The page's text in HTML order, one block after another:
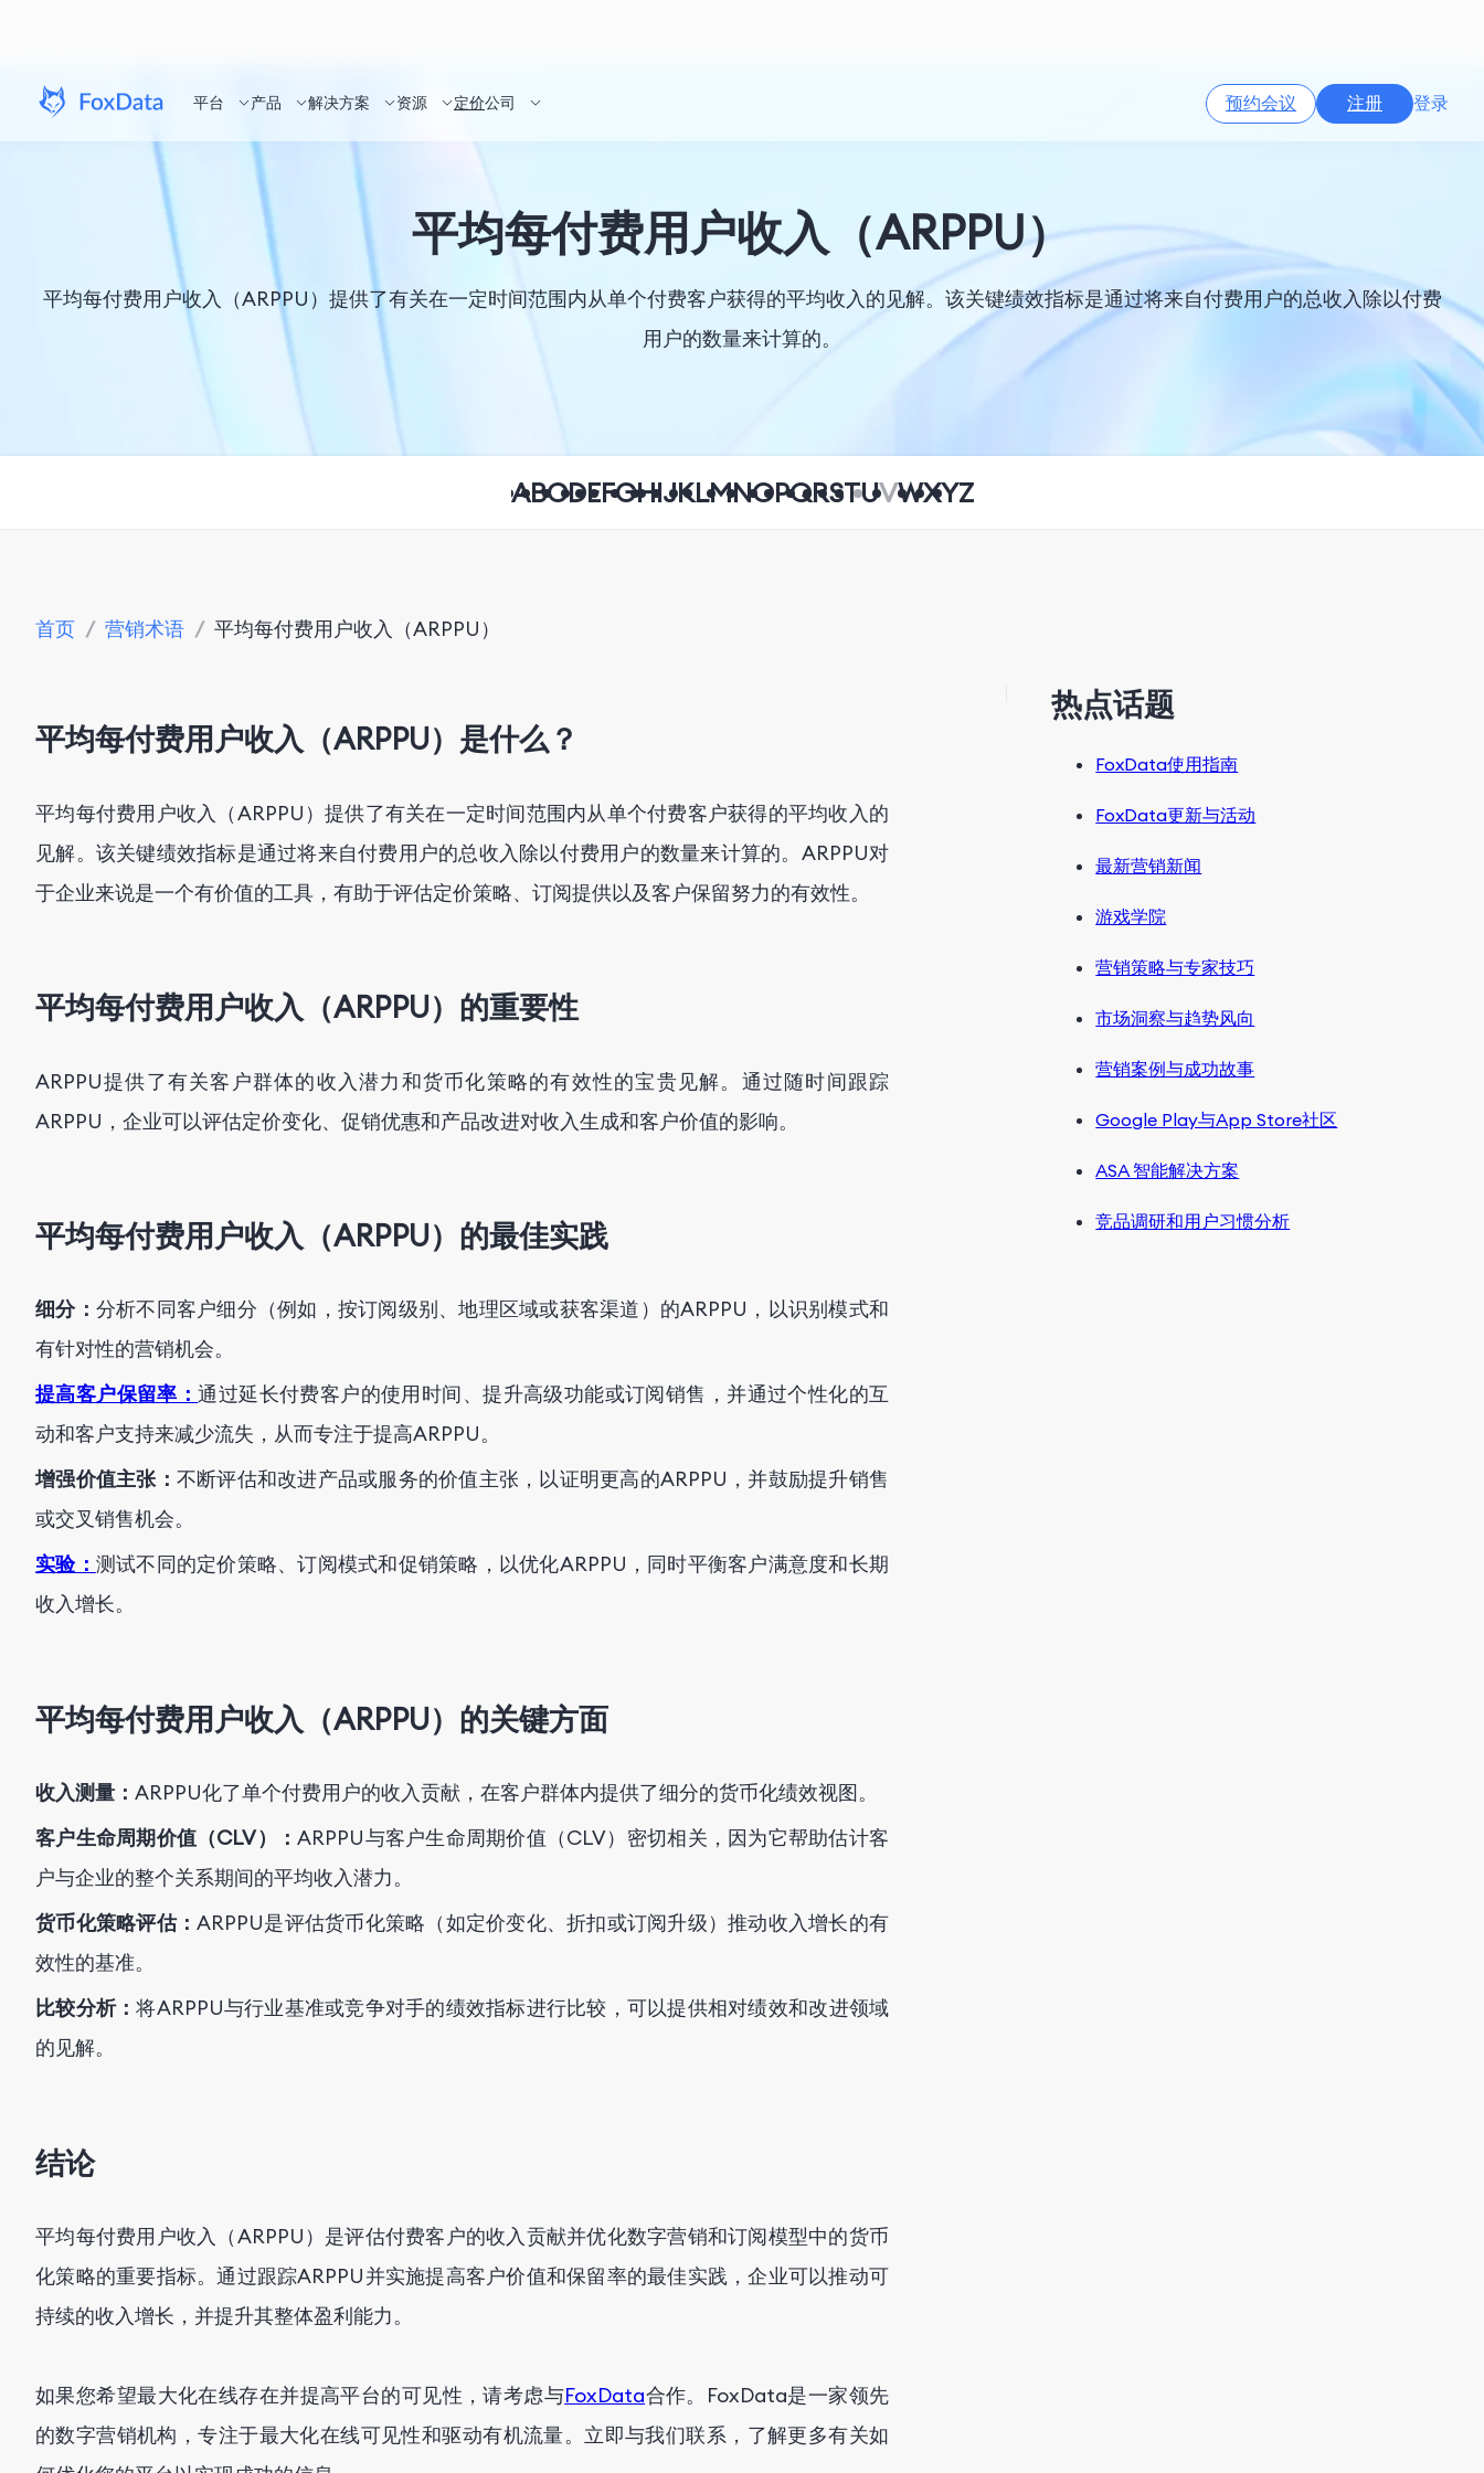
平台 产品 解决方案 资源 定价公司 预约会议 注册 登录
平均每付费用户收入（ARPPU）
平均每付费用户收入（ARPPU）提供了有关在一定时间范围内从单个付费客户获得的平均收入的见解。该关键绩效指标是通过将来自付费用户的总收入除以付费
用户的数量来计算的。
ABCDEFGHIJKLMNOPQRSTUVWXYZ
首页 / 营销术语 / 平均每付费用户收入（ARPPU）
平均每付费用户收入（ARPPU）是什么？
平均每付费用户收入（ARPPU）提供了有关在一定时间范围内从单个付费客户获得的平均收入的
见解。该关键绩效指标是通过将来自付费用户的总收入除以付费用户的数量来计算的。ARPPU对
于企业来说是一个有价值的工具，有助于评估定价策略、订阅提供以及客户保留努力的有效性。
平均每付费用户收入（ARPPU）的重要性
ARPPU提供了有关客户群体的收入潜力和货币化策略的有效性的宝贵见解。通过随时间跟踪
ARPPU，企业可以评估定价变化、促销优惠和产品改进对收入生成和客户价值的影响。
平均每付费用户收入（ARPPU）的最佳实践
细分： 分析不同客户细分（例如，按订阅级别、地理区域或获客渠道）的ARPPU，以识别模式和
有针对性的营销机会。
提高客户保留率：通过延长付费客户的使用时间、提升高级功能或订阅销售，并通过个性化的互
动和客户支持来减少流失，从而专注于提高ARPPU。
增强价值主张： 不断评估和改进产品或服务的价值主张，以证明更高的ARPPU，并鼓励提升销售
或交叉销售机会。
实验： 测试不同的定价策略、订阅模式和促销策略，以优化ARPPU，同时平衡客户满意度和长期
收入增长。
平均每付费用户收入（ARPPU）的关键方面
收入测量： ARPPU化了单个付费用户的收入贡献，在客户群体内提供了细分的货币化绩效视图。
客户生命周期价值（CLV）：ARPPU与客户生命周期价值（CLV）密切相关，因为它帮助估计客
户与企业的整个关系期间的平均收入潜力。
货币化策略评估：ARPPU是评估货币化策略（如定价变化、折扣或订阅升级）推动收入增长的有
效性的基准。
比较分析：将ARPPU与行业基准或竞争对手的绩效指标进行比较，可以提供相对绩效和改进领域
的见解。
结论
平均每付费用户收入（ARPPU）是评估付费客户的收入贡献并优化数字营销和订阅模型中的货币
化策略的重要指标。通过跟踪ARPPU并实施提高客户价值和保留率的最佳实践，企业可以推动可
持续的收入增长，并提升其整体盈利能力。
如果您希望最大化在线存在并提高平台的可见性，请考虑与FoxData合作。FoxData是一家领先
的数字营销机构，专注于最大化在线可见性和驱动有机流量。立即与我们联系，了解更多有关如
热点话题
FoxData使用指南
FoxData更新与活动
最新营销新闻
游戏学院
营销策略与专家技巧
市场洞察与趋势风向
营销案例与成功故事
Google Play与App Store社区
ASA 智能解决方案
竞品调研和用户习惯分析